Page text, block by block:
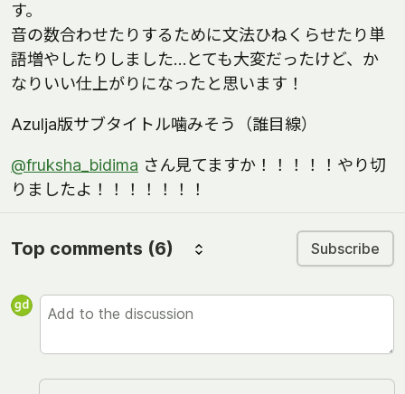
す。
音の数合わせたりするために文法ひねくらせたり単
語増やしたりしました…とても大変だったけど、か
なりいい仕上がりになったと思います！
Azulja版サブタイトル噛みそう（誰目線）
@fruksha_bidima さん見てますか！！！！！やり切
りましたよ！！！！！！！
Top comments (6) Subscribe